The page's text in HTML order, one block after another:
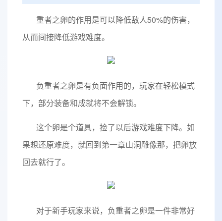
重者之卵的作用是可以降低敌人50%的伤害，
从而间接降低游戏难度。
负重者之卵是有负面作用的，玩家在轻松模式
下，部分装备和成就将不会解锁。
这个卵是个道具，捡了以后游戏难度下降。如
果想还原难度，就回到第一章山洞雕像那，把卵放
回去就行了。
对于新手玩家来说，负重者之卵是一件非常好